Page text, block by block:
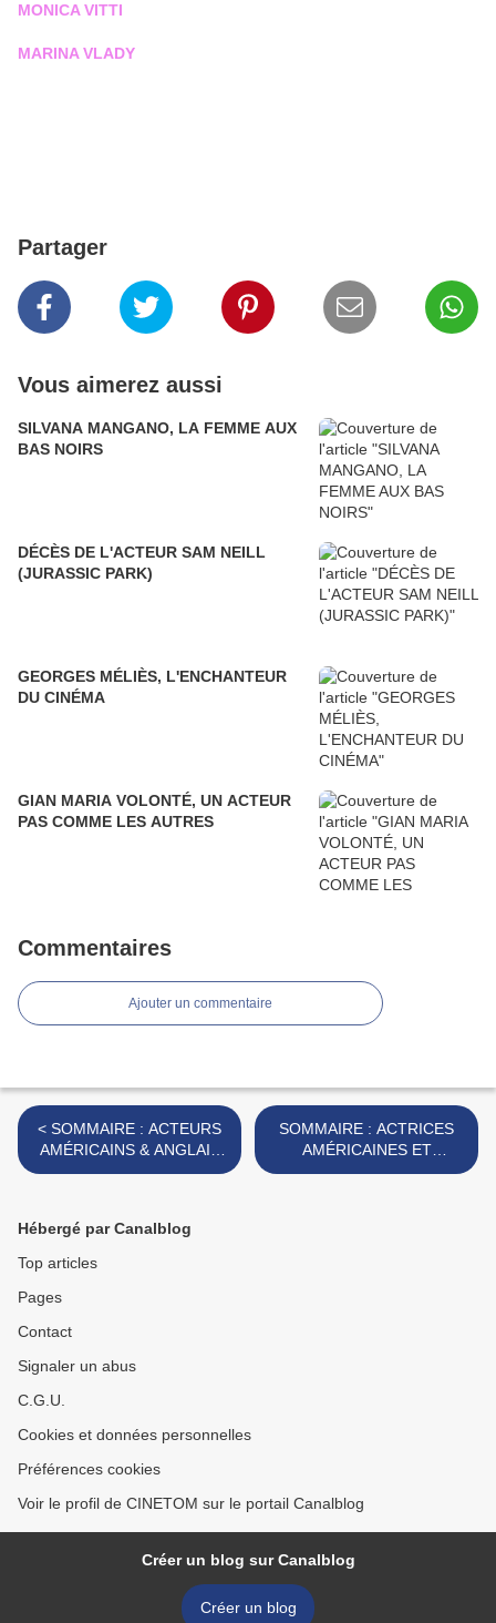
MONICA VITTI
MARINA VLADY
Partager
Vous aimerez aussi
SILVANA MANGANO, LA FEMME AUX
BAS NOIRS
DÉCÈS DE L'ACTEUR SAM NEILL
(JURASSIC PARK)
GEORGES MÉLIÈS, L'ENCHANTEUR
DU CINÉMA
GIAN MARIA VOLONTÉ, UN ACTEUR
PAS COMME LES AUTRES
Commentaires
Ajouter un commentaire
< SOMMAIRE : ACTEURS
AMÉRICAINS & ANGLAIS
(2ème Partie)
SOMMAIRE : ACTRICES
AMÉRICAINES ET
ANGLAISES >
Hébergé par Canalblog
Top articles
Pages
Contact
Signaler un abus
C.G.U.
Cookies et données personnelles
Préférences cookies
Voir le profil de CINETOM sur le portail Canalblog
Créer un blog sur Canalblog
Créer un blog